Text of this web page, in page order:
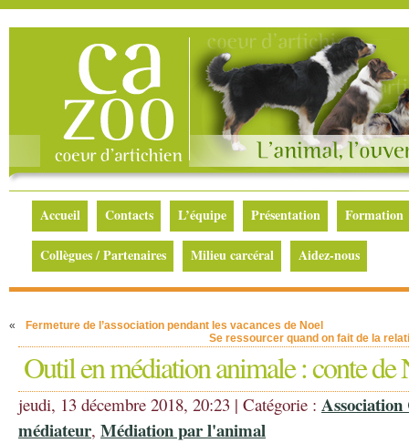
Accueil Contacts L’équipe Présentation Formation
Collègues / Partenaires Milieu carcéral Aidez-nous
«
Fermeture de l’association pendant les vacances de Noel
Se ressourcer quand on fait de la
Outil en médiation animale : conte de
jeudi, 13 décembre 2018, 20:23 | Catégorie :
médiateur, Médiation par l'animal